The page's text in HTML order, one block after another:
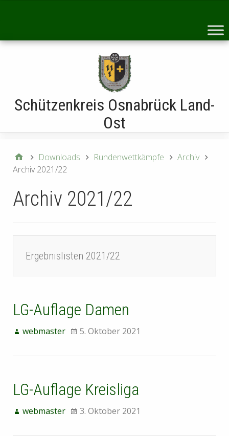
Schützenkreis Osnabrück Land-
Ost
Downloads Rundenwettkämpfe
Archiv
Archiv 2021/22
Archiv 2021/22
Ergebnislisten 2021/22
LG-Auflage Damen
webmaster 5. Oktober 2021
LG-Auflage Kreisliga
webmaster 3. Oktober 2021